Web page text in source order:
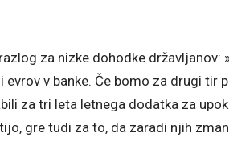
za nizke dohodke državljanov:
v banke. Če bomo za drugi tir
za tri leta letnega dodatka za
gre tudi za to, da zaradi njih